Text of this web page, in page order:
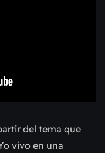
del tema que
vivo en una